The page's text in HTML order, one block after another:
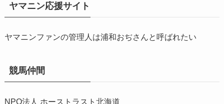
ヤマニン応援サイト
ヤマニンファンの管理人は浦和おぢさんと呼ばれたい
競馬仲間
NPO法人 ホーストラスト北海道